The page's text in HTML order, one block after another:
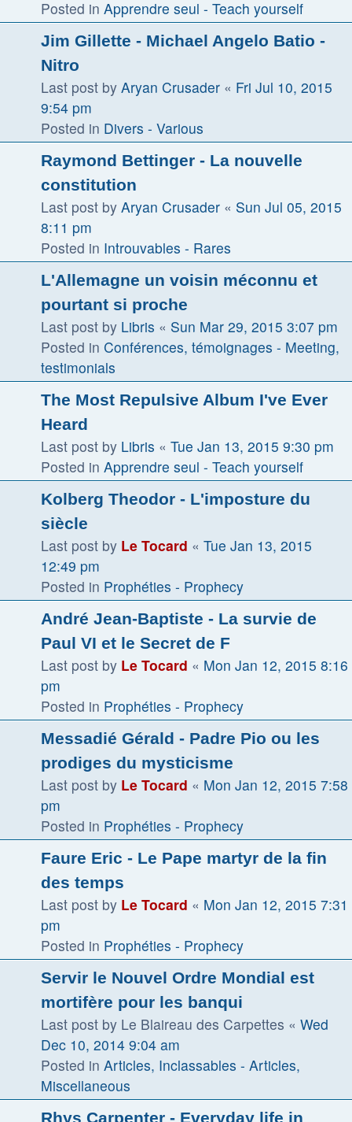
Posted in Apprendre seul - Teach yourself
Jim Gillette - Michael Angelo Batio -
Nitro
Last post by Aryan Crusader « Fri Jul 10, 2015
9:54 pm
Posted in Divers - Various
Raymond Bettinger - La nouvelle
constitution
Last post by Aryan Crusader « Sun Jul 05, 2015
8:11 pm
Posted in Introuvables - Rares
L'Allemagne un voisin méconnu et
pourtant si proche
Last post by Libris « Sun Mar 29, 2015 3:07 pm
Posted in Conférences, témoignages - Meeting,
testimonials
The Most Repulsive Album I've Ever
Heard
Last post by Libris « Tue Jan 13, 2015 9:30 pm
Posted in Apprendre seul - Teach yourself
Kolberg Theodor - L'imposture du
siècle
Last post by Le Tocard « Tue Jan 13, 2015
12:49 pm
Posted in Prophéties - Prophecy
André Jean-Baptiste - La survie de
Paul VI et le Secret de F
Last post by Le Tocard « Mon Jan 12, 2015 8:16
pm
Posted in Prophéties - Prophecy
Messadié Gérald - Padre Pio ou les
prodiges du mysticisme
Last post by Le Tocard « Mon Jan 12, 2015 7:58
pm
Posted in Prophéties - Prophecy
Faure Eric - Le Pape martyr de la fin
des temps
Last post by Le Tocard « Mon Jan 12, 2015 7:31
pm
Posted in Prophéties - Prophecy
Servir le Nouvel Ordre Mondial est
mortifère pour les banqui
Last post by Le Blaireau des Carpettes « Wed
Dec 10, 2014 9:04 am
Posted in Articles, Inclassables - Articles,
Miscellaneous
Rhys Carpenter - Everyday life in